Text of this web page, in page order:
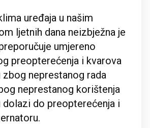
uređaja u našim
ljetnih dana neizbježna je
umjereno
preopterećenja i kvarova
zbog neprestanog rada
neprestanog korištenja
do preopterećenja i